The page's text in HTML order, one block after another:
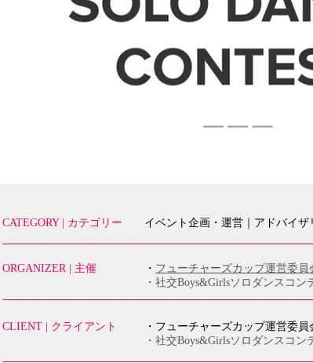
CATEGORY | カテゴリー イベント企画・運営｜アドバイザ
ORGANIZER | 主催 ・ フューチャーズカップ運営委員
・社交Boys&Girlsソロダンスコン
CLIENT | クライアント
・フューチャーズカップ運営委員
・社交Boys&Girlsソロダンスコン